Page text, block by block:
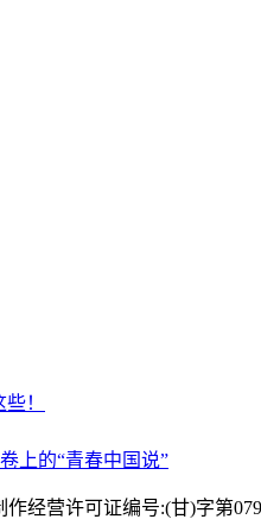
！
上的“青春中国说”
作经营许可证编号:(甘)字第